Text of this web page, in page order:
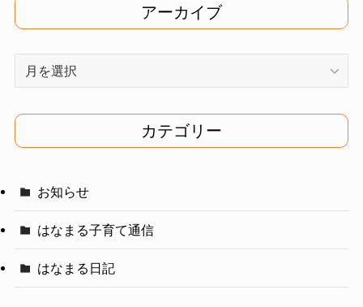
アーカイブ
イ
ブ
カテゴリー
お知らせ
はなまる子育て通信
はなまる日記